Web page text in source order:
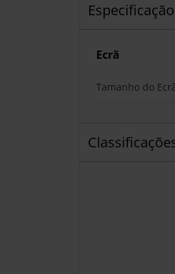
Especificação
Ecrã
Tamanho do